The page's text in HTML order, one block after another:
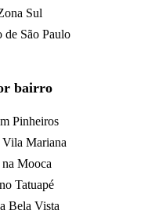
Sul
de São Paulo
bairro
Pinheiros
Vila Mariana
Mooca
Tatuapé
Bela Vista